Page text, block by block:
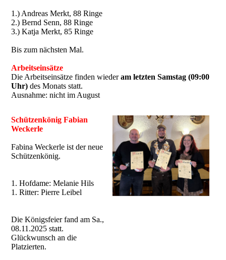
1.) Andreas Merkt, 88 Ringe
2.) Bernd Senn, 88 Ringe
3.) Katja Merkt, 85 Ringe
Bis zum nächsten Mal.
Arbeitseinsätze
Die Arbeitseinsätze finden wiederam letzten Samstag (09:00
Uhr) des Monats statt.
Ausnahme: nicht im August
Schützenkönig Fabian
Weckerle
Fabina Weckerle ist der neue
Schützenkönig.
1. Hofdame: Melanie Hils
1. Ritter: Pierre Leibel
Die Königsfeier fand am Sa.,
08.11.2025 statt.
Glückwunsch an die
Platzierten.